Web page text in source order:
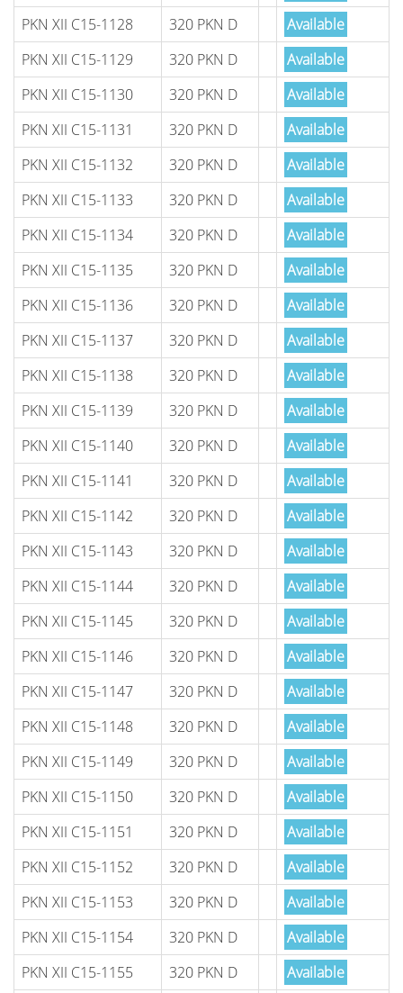
PKN XII C15-1128
320 PKN D
Available
PKN XII C15-1129
320 PKN D
Available
PKN XII C15-1130
320 PKN D
Available
PKN XII C15-1131
320 PKN D
Available
PKN XII C15-1132
320 PKN D
Available
PKN XII C15-1133
320 PKN D
Available
PKN XII C15-1134
320 PKN D
Available
PKN XII C15-1135
320 PKN D
Available
PKN XII C15-1136
320 PKN D
Available
PKN XII C15-1137
320 PKN D
Available
PKN XII C15-1138
320 PKN D
Available
PKN XII C15-1139
320 PKN D
Available
PKN XII C15-1140
320 PKN D
Available
PKN XII C15-1141
320 PKN D
Available
PKN XII C15-1142
320 PKN D
Available
PKN XII C15-1143
320 PKN D
Available
PKN XII C15-1144
320 PKN D
Available
PKN XII C15-1145
320 PKN D
Available
PKN XII C15-1146
320 PKN D
Available
PKN XII C15-1147
320 PKN D
Available
PKN XII C15-1148
320 PKN D
Available
PKN XII C15-1149
320 PKN D
Available
PKN XII C15-1150
320 PKN D
Available
PKN XII C15-1151
320 PKN D
Available
PKN XII C15-1152
320 PKN D
Available
PKN XII C15-1153
320 PKN D
Available
PKN XII C15-1154
320 PKN D
Available
PKN XII C15-1155
320 PKN D Available